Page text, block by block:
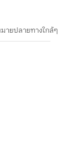
ายปลายทางใกล้ๆ